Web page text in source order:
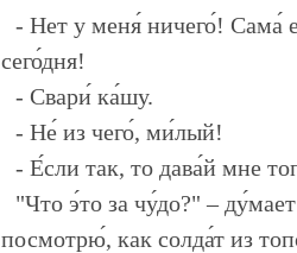
- Нет у меня́ ничего́! Сама́
сего́дня!
- Свари́ ка́шу.
- Не́ из чего́, ми́лый!
- Е́сли так, то дава́й мне
"Что э́то за чу́до?" –
посмотрю́, как солда́т из